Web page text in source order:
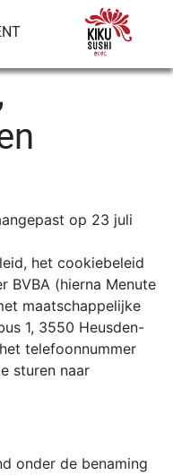
op 23 juli
het cookiebeleid
BVBA (hierna Menute
maatschappelijke
1, 3550 Heusden-
telefoonnummer
sturen naar
onder de benaming